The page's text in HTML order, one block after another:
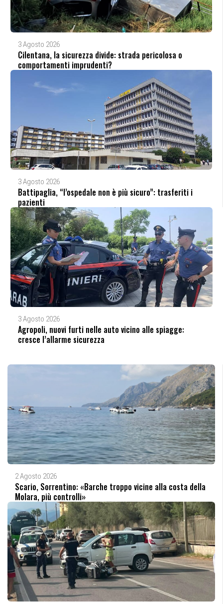
3 Agosto 2026
Cilentana, la sicurezza divide: strada pericolosa o
comportamenti imprudenti?
3 Agosto 2026
Battipaglia, “l’ospedale non è più sicuro”: trasferiti i
pazienti
3 Agosto 2026
Agropoli, nuovi furti nelle auto vicino alle spiagge:
cresce l’allarme sicurezza
2 Agosto 2026
Scario, Sorrentino: «Barche troppo vicine alla costa della
Molara, più controlli»